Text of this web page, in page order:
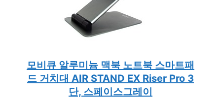
모비큐 알루미늄 맥북 노트북 스마트패
드 거치대 AIR STAND EX Riser Pro 3
단, 스페이스그레이